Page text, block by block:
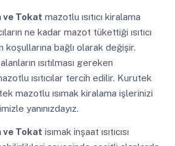
ve Tokat mazotlu ısıtıcı kiralama
ne kadar mazot tükettiği ısıtıcı
koşullarına bağlı olarak değişir.
ısıtılması gereken
ısıtıcılar tercih edilir. Kurutek
mazotlu ısımak kiralama işlerinizi
yanınızdayız.
ve Tokat isımak inşaat ısıtıcısı